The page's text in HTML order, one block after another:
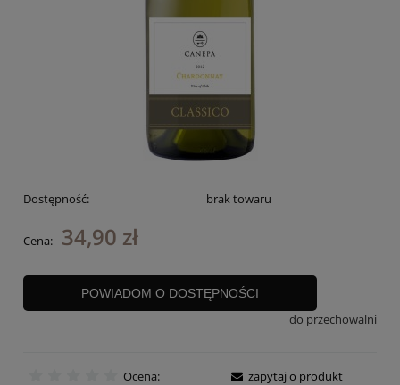
Dostępność: brak towaru
Cena: 34,90 zł
POWIADOM O DOSTĘPNOŚCI
do przechowalni
Ocena:
zapytaj o produkt